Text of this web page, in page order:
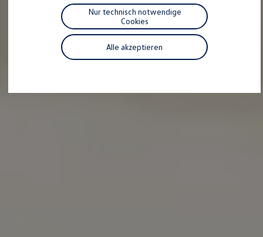
Räder und Reifen
Pannen- und Unfallhilfe
Economy Service
Volkswagen Teile
Zubehör
Modellspezifisches Zubehör
Entertainment und Elektronik
Alle akzeptieren
Nur technisch notwendige
Cookies